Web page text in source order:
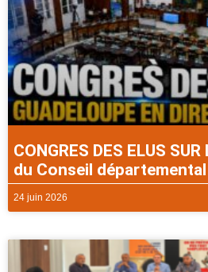
CONGRES DES ELUS
du Conseil départemental
24 juin 2026